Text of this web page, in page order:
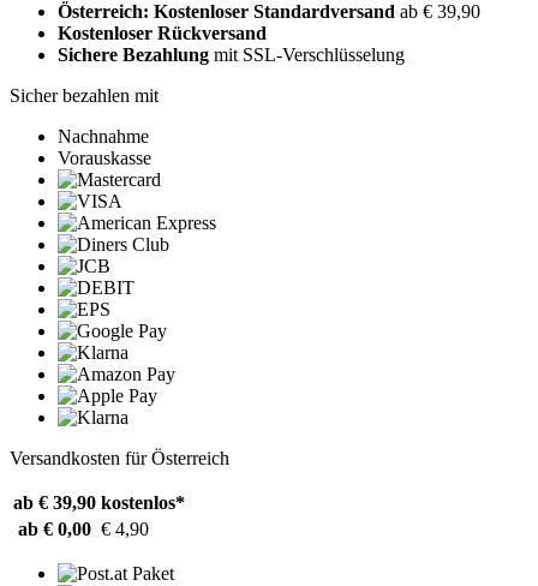
Österreich: Kostenloser Standardversand ab € 39,90
Kostenloser Rückversand
Sichere Bezahlung mit SSL-Verschlüsselung
Sicher bezahlen mit
Nachnahme
Vorauskasse
Versandkosten für Österreich
ab € 39,90 kostenlos*
ab € 0,00 € 4,90